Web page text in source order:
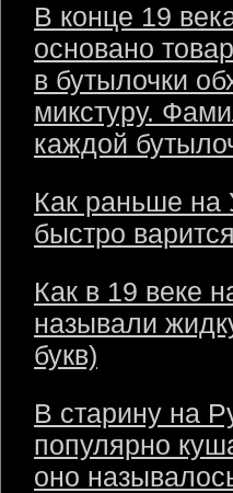
В конце 19
основано
в бутылочки
микстуру.
каждой
Как раньше на
быстро
Как в 19 веке
называли
букв)
В старину на
популярно
оно